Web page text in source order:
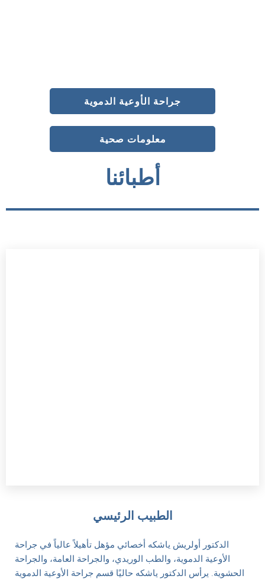
جراحة الأوعية الدموية
معلومات صحية
أطبائنا
الطبيب الرئيسي
الدكتور أولريش ياشكه أخصائي مؤهل تأهيلاً عالياً في جراحة
الأوعية الدموية، والطب الوريدي، والجراحة العامة، والجراحة
الحشوية. يرأس الدكتور ياشكه حاليًا قسم جراحة الأوعية الدموية